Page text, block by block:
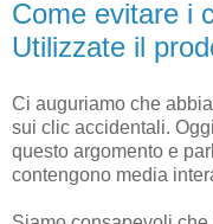
Come evitare i
Utilizzate il
Ci auguriamo che
sui clic accidentali.
questo argomento e
contengono media